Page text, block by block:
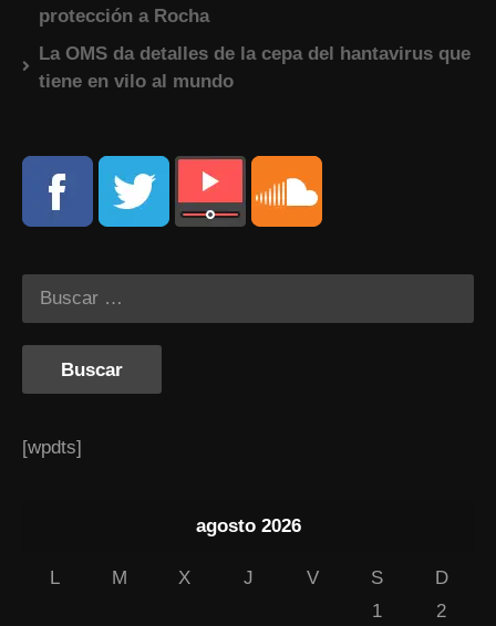
protección a Rocha
La OMS da detalles de la cepa del hantavirus que
tiene en vilo al mundo
[wpdts]
agosto 2026
L M X J V S
D
1
2